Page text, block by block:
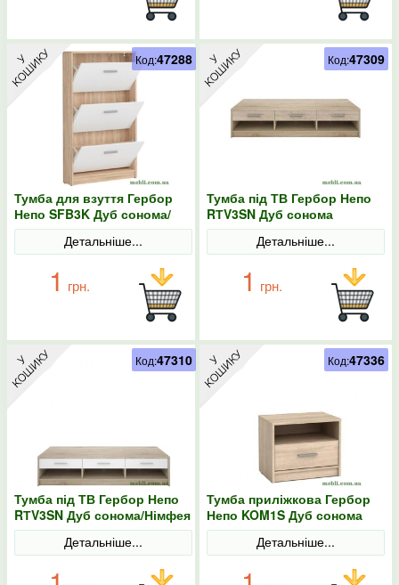
Тумба для взуття Гербор
Непо SFB3K Дуб сонома/
Німфея альба
Детальніше...
1 грн.
Код:47288
Тумба під ТВ Гербор Непо
RТV3SN Дуб сонома
Детальніше...
1 грн.
Код:47309
Тумба під ТВ Гербор Непо
RТV3SN Дуб сонома/Німфея
альба
Детальніше...
Код:47310
Тумба приліжкова Гербор
Непо KOM1S Дуб сонома
Детальніше...
Код:47336